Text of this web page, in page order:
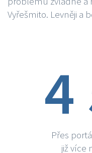
Vyřešmito. Levněji a
4
Přes
již více